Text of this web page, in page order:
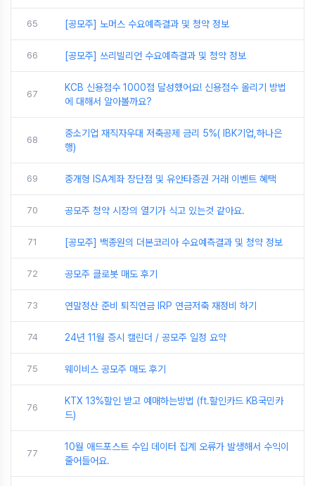
65 [공모주] 노머스 수요예측결과 및 청약 정보
66 [공모주] 쓰리빌리언 수요예측결과 및 청약 정보
67
KCB 신용점수 1000점 달성했어요! 신용점수 올리기 방법
에 대해서 알아볼까요?
68
중소기업 재직자우대 저축공제 금리 5%( IBK기업,하나은
행)
69 중개형 ISA계좌 장단점 및 유안타증권 거래 이벤트 혜택
70 공모주 청약 시장의 열기가 식고 있는것 같아요.
71 [공모주] 백종원의 더본코리아 수요예측결과 및 청약 정보
72 공모주 클로봇 매도 후기
73 연말정산 준비 퇴직연금 IRP 연금저축 재정비 하기
74 24년 11월 증시 캘린더 / 공모주 일정 요약
75 웨이비스 공모주 매도 후기
76
KTX 13%할인 받고 예매하는방법 (ft.할인카드 KB국민카
드)
77
10월 애드포스트 수입 데이터 집계 오류가 발생해서 수익이
줄어들어요.